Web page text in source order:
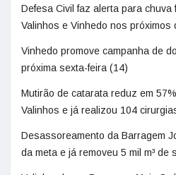
Defesa Civil faz alerta para chuva
Valinhos e Vinhedo nos próximos
Vinhedo promove campanha de
próxima sexta-feira (14)
Mutirão de catarata reduz em
Valinhos e já realizou 104
Desassoreamento da Barragem
da meta e já removeu 5 mil m³ de